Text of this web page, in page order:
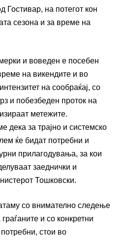
Гостивар, на потегот кон
сезона и за време на
и воведен е посебен
на викендите и во
на сообраќај, со
и побезбеден проток на
метежите.
дека за трајно и системско
ќе бидат потребни и
прилагодувања, за кои
заеднички и
Тошковски.
со внимателно следење
и со конкретни
стои во